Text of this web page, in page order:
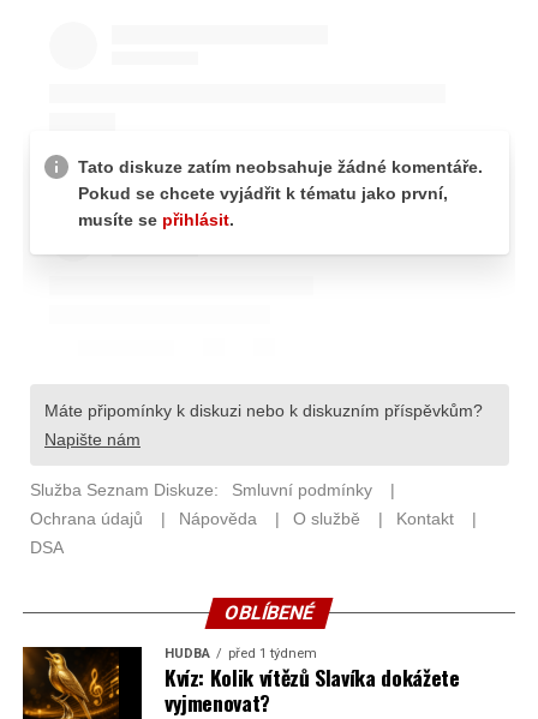
OBLÍBENÉ
HUDBA před 1 týdnem
Kvíz: Kolik vítězů Slavíka dokážete
vyjmenovat?